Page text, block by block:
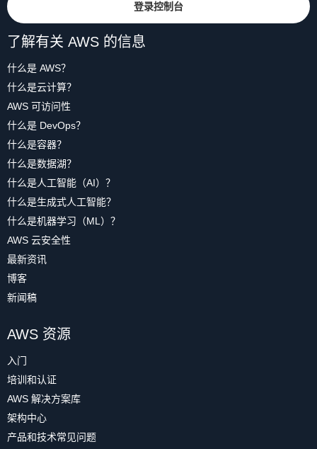
登录控制台
了解有关 AWS 的信息
什么是 AWS？
什么是云计算？
AWS 可访问性
什么是 DevOps？
什么是容器？
什么是数据湖？
什么是人工智能（AI）？
什么是生成式人工智能？
什么是机器学习（ML）？
AWS 云安全性
最新资讯
博客
新闻稿
AWS 资源
入门
培训和认证
AWS 解决方案库
架构中心
产品和技术常见问题